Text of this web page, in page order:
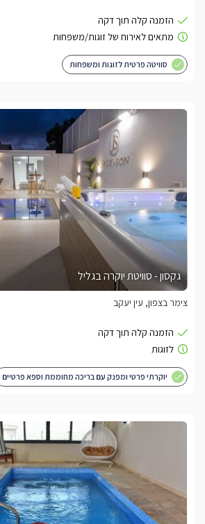
סוויטה פרטית לזוגות ומשפחות
גקסון - סוויטת יוקרה בגליל
צימר בצפון, עין יעקב
יוקרתי פרטי ומפנק עם בריכה מחוממת וספא פרטיים